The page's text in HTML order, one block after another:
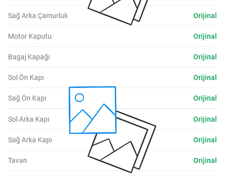
Sağ Arka Çamurluk Orijinal
Motor Kaputu Orijinal
Bagaj Kapağı Orijinal
Sol Ön Kapı Orijinal
Sağ Ön Kapı Orijinal
Sol Arka Kapı Orijinal
Sağ Arka Kapı Orijinal
Tavan Orijinal